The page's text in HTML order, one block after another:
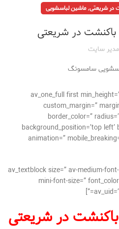
در شریعتی,ماشین لباسشویی
باکنشت در شریعتی
مدیر سایت
[av_one_full first
custom_margin=”
border_color=”
background_position=’top left’
animation=”
[av_textblock size=” av-medium-
mini-font-size=”
در شریعتی